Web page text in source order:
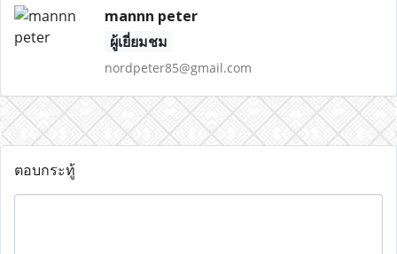
mannn peter
ผู้เยี่ยมชม
nordpeter85@gmail.com
ตอบกระทู้